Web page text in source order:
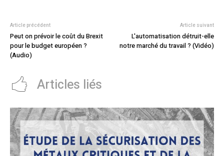
Article précédent
Peut on prévoir le coût du Brexit
pour le budget européen ?
(Audio)
Article suivant
L'automatisation détruit-elle
notre marché du travail ? (Vidéo)
Articles liés